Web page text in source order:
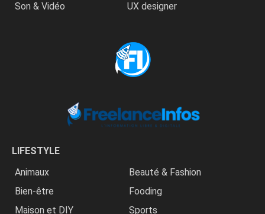
Son & Vidéo
UX designer
LIFESTYLE
Animaux
Beauté & Fashion
Bien-être
Fooding
Maison et DIY
Sports